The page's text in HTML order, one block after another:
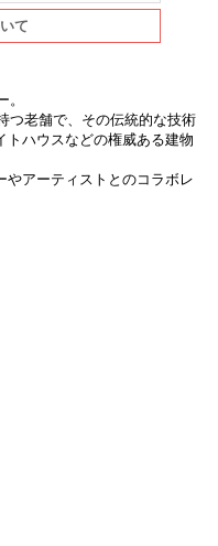
て
つ老舗で、その伝統的な技術
トハウスなどの権威ある建物
やアーティストとのコラボレ